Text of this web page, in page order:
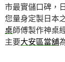
市最實儲口碑，
您量身定製日本
桌師傅製作神桌
主要大安區當舖